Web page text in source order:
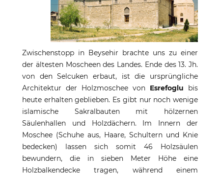
Zwischenstopp in Beysehir brachte uns zu einer
der ältesten Moscheen des Landes. Ende des 13. Jh.
von den Selcuken erbaut, ist die ursprüngliche
Architektur der Holzmoschee von Esrefoglu bis
heute erhalten geblieben. Es gibt nur noch wenige
islamische Sakralbauten mit hölzernen
Säulenhallen und Holzdächern. Im Innern der
Moschee (Schuhe aus, Haare, Schultern und Knie
bedecken) lassen sich somit 46 Holzsäulen
bewundern, die in sieben Meter Höhe eine
Holzbalkendecke tragen, während einem